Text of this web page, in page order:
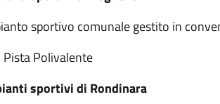
sportivo comunale gestito in
Pista Polivalente
sportivi di Rondinara